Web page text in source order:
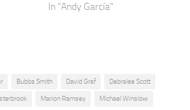
In "Andy García"
Bubba Smith David Graf Debralee Scott
Marion Ramsey Michael Winslow